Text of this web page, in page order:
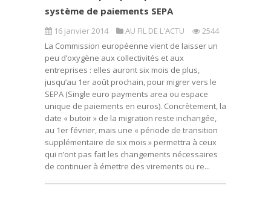
système de paiements SEPA
16 janvier 2014 AU FIL DE L'ACTU
2544
La Commission européenne vient de laisser un
peu d’oxygène aux collectivités et aux
entreprises : elles auront six mois de plus,
jusqu’au 1er août prochain, pour migrer vers le
SEPA (Single euro payments area ou espace
unique de paiements en euros). Concrètement, la
date « butoir » de la migration reste inchangée,
au 1er février, mais une « période de transition
supplémentaire de six mois » permettra à ceux
qui n’ont pas fait les changements nécessaires
de continuer à émettre des virements ou re...